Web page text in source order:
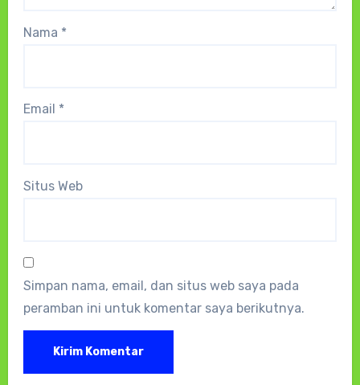
Nama *
Email *
Situs Web
Simpan nama, email, dan situs web saya pada
peramban ini untuk komentar saya berikutnya.